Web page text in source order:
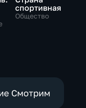
спортивная
Общество
Смотрим